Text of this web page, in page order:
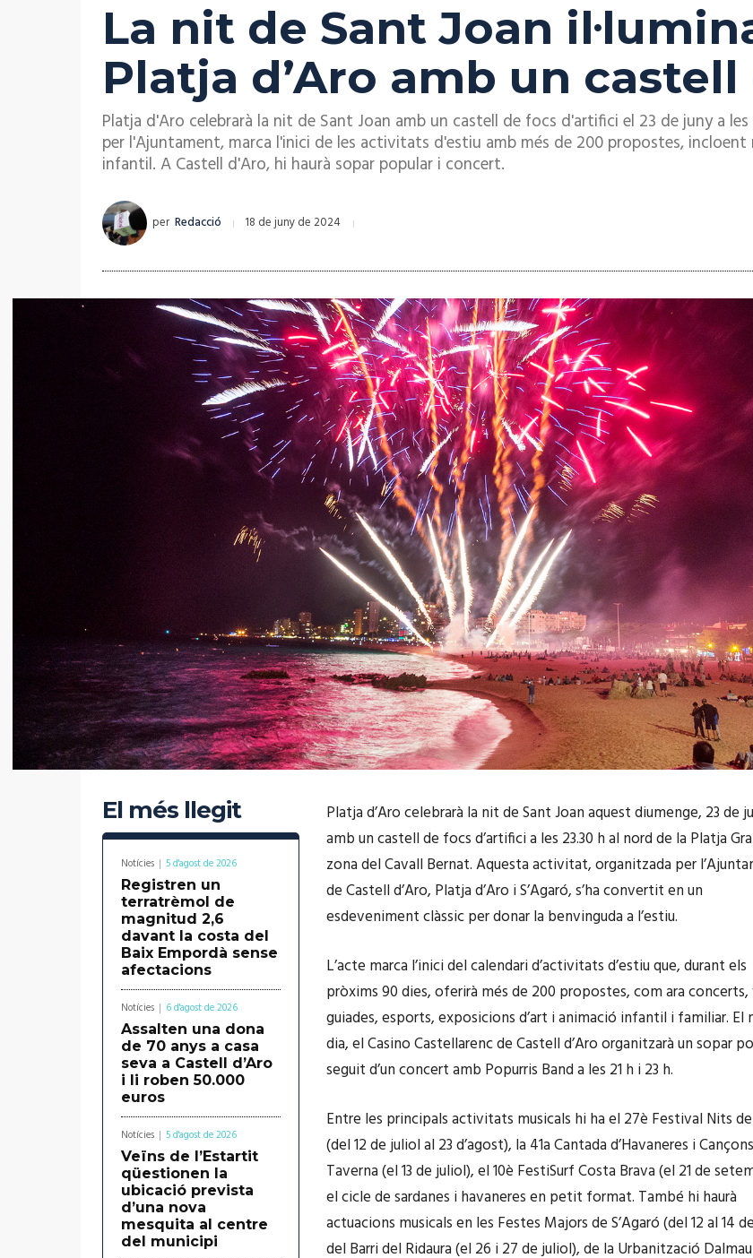
La nit de Sant Joan
Platja d’Aro amb un
Platja d'Aro celebrarà la nit de Sant Joan amb un castell de focs d'artifici el 23 de juny a
per l'Ajuntament, marca l'inici de les activitats d'estiu amb més de 200 propostes,
infantil. A Castell d'Aro, hi haurà sopar popular i concert.
per Redacció 18 de juny de 2024
El més llegit
Notícies 5 d'agost de 2026
Registren un
terratrèmol de
magnitud 2,6
davant la costa del
Baix Empordà sense
afectacions
Notícies 6 d'agost de 2026
Assalten una dona
de 70 anys a casa
seva a Castell d’Aro
i li roben 50.000
euros
Notícies 5 d'agost de 2026
Veïns de l’Estartit
qüestionen la
ubicació prevista
d’una nova
mesquita al centre
del municipi
Platja d’Aro celebrarà la nit de Sant Joan aquest diumenge, 23 de
amb un castell de focs d’artifici a les 23.30 h al nord de la Platja
zona del Cavall Bernat. Aquesta activitat, organitzada per
de Castell d’Aro, Platja d’Aro i S’Agaró, s’ha convertit en un
esdeveniment clàssic per donar la benvinguda a l’estiu.
L’acte marca l’inici del calendari d’activitats d’estiu que, durant els
pròxims 90 dies, oferirà més de 200 propostes, com ara
guiades, esports, exposicions d’art i animació infantil i familiar. El
dia, el Casino Castellarenc de Castell d’Aro organitzarà un sopar
seguit d’un concert amb Popurris Band a les 21 h i 23 h.
Entre les principals activitats musicals hi ha el 27è Festival Nits de
(del 12 de juliol al 23 d’agost), la 41a Cantada d’Havaneres i
Taverna (el 13 de juliol), el 10è FestiSurf Costa Brava (el 21 de
el cicle de sardanes i havaneres en petit format. També hi haurà
actuacions musicals en les Festes Majors de S’Agaró (del 12 al 14
del Barri del Ridaura (el 26 i 27 de juliol), de la Urbanització